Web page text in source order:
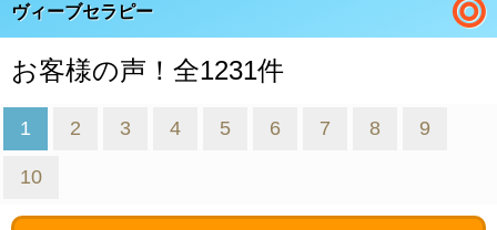
ヴィーブセラピー
お客様の声！全1231件
1 2 3 4 5 6 7 8 9
10